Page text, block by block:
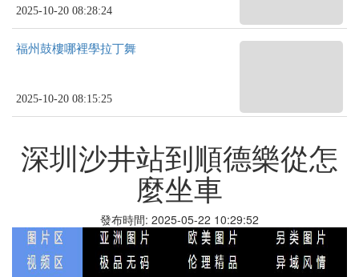
2025-10-20 08:28:24
福州鼓樓哪裡學拉丁舞
2025-10-20 08:15:25
深圳沙井站到順德樂從怎
麼坐車
發布時間: 2025-05-22 10:29:52